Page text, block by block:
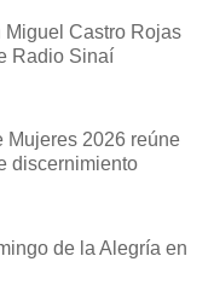
Miguel Castro Rojas
Radio Sinaí
Mujeres 2026 reúne
discernimiento
de la Alegría en